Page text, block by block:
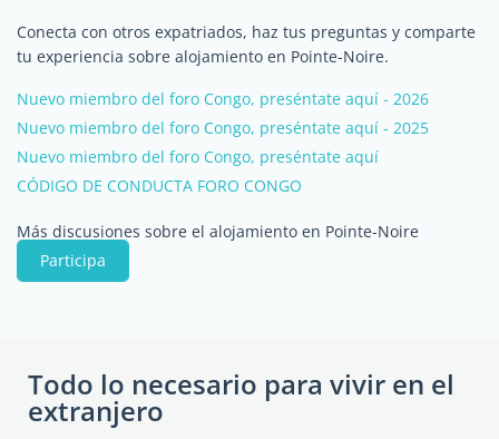
Conecta con otros expatriados, haz tus preguntas y comparte
tu experiencia sobre alojamiento en Pointe-Noire.
Nuevo miembro del foro Congo, preséntate aquí - 2026
Nuevo miembro del foro Congo, preséntate aquí - 2025
Nuevo miembro del foro Congo, preséntate aquí
CÓDIGO DE CONDUCTA FORO CONGO
Más discusiones sobre el alojamiento en Pointe-Noire
Participa
Todo lo necesario para vivir en el
extranjero